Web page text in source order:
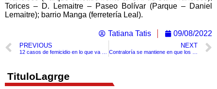
Torices – D. Lemaitre – Paseo Bolívar (Parque – Daniel
Lemaitre); barrio Manga (ferretería Leal).
Tatiana Tatis 09/08/2022
PREVIOUS NEXT
TituloLagrge